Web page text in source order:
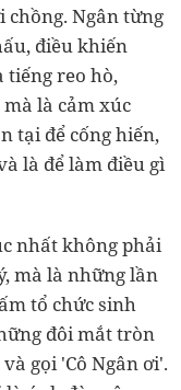
chồng. Ngân từng
điều khiến
tiếng reo hò,
là cảm xúc
tại để cống hiến,
là để làm điều gì
nhất không phải
mà là những lần
tổ chức sinh
đôi mắt tròn
gọi 'Cô Ngân ơi'.